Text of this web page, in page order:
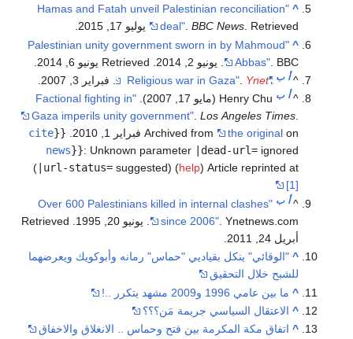
^
"Hamas and Fatah unveil Palestinian reconciliation
deal".BBC News. Retrieved يوليو 17, 2015
.
^
"Palestinian unity government sworn in by Mahmoud
Abbas" . BBC. يونيو 2, 2014
^أ ب "Religious war in Gaza"
Ynet
. فبراير 3, 2007.
^أ ب Henry Chu (مايو 17, 2007).
"Factional fighting in
Gaza imperils unity government".Los Angeles Times.
Archived from
the original on فبراير 1, 2010. {{
cite
news}}: Unknown parameter |dead-url= ignored
( |url-status= suggested) (help) Article reprinted at
[1]
^أ ب
"Over 600 Palestinians killed in internal clashes
since 2006" . Ynetnews.com. يونيو 20, 1995
. Retrieved
أبريل 24, 2011
^ "الوقائي" ينكل بقياديي "حماس" رمانه وأبوكويك ويعرضهما
للشبح خلال التحقيق
^ ما بين عامي 1996 و2009 مشهد يتكرر ..!
^ الاعتقال السياسي جريمة مَن؟؟؟
^ اتفاق مكة المكرمة بين فتح وحماس .. الانغلاق والاخفاق